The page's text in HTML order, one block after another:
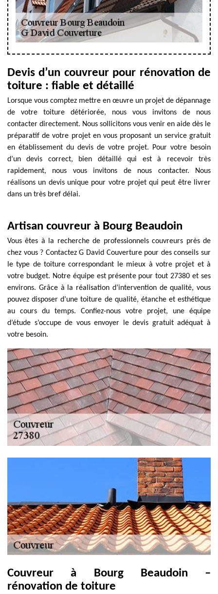
Devis d’un couvreur pour rénovation de
toiture : fiable et détaillé
Lorsque vous comptez mettre en œuvre un projet de dépannage
de votre toiture détériorée, nous vous invitons de nous
contacter directement. Nous sollicitons vous venir en aide dès le
préparatif de votre projet en vous proposant un service gratuit
en établissement du devis de votre projet. Pour votre besoin
d’un devis correct, bien détaillé qui est à recevoir très
rapidement, nous vous invitons de nous contacter. Nous
réalisons un devis unique pour votre projet qui peut être livrer
dans un très bref délai.
Artisan couvreur à Bourg Beaudoin
Vous êtes à la recherche de professionnels couvreurs près de
chez vous ? Contactez G David Couverture pour des conseils sur
le type de toiture correspondant le mieux à votre projet et à
votre budget. Notre équipe est présente pour tout 27380 et ses
environs. Grâce à la réalisation d’intervention de qualité, vous
pouvez disposer d’une toiture de qualité, étanche et esthétique
au cours du temps. Confiez-nous votre projet, une équipe
d’étude s’occupe de vous envoyer le devis gratuit adéquat à
votre besoin.
Couvreur à Bourg Beaudoin –
rénovation de toiture